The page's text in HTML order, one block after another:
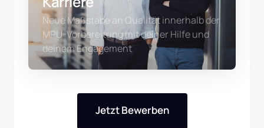
Neue Maßstäbe an Qualität innerhalb der
MPU-Vorbereitung mit deiner Hilfe und
deinem Engagement
Jetzt Bewerben